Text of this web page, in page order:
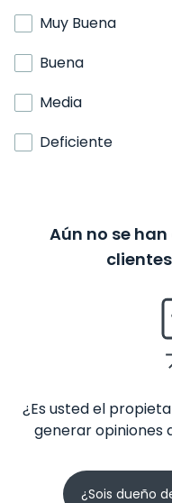
Muy Buena
Buena
Media
Deficiente
Aún no se
¿Es usted el
generar opiniones
¿Sois dueño